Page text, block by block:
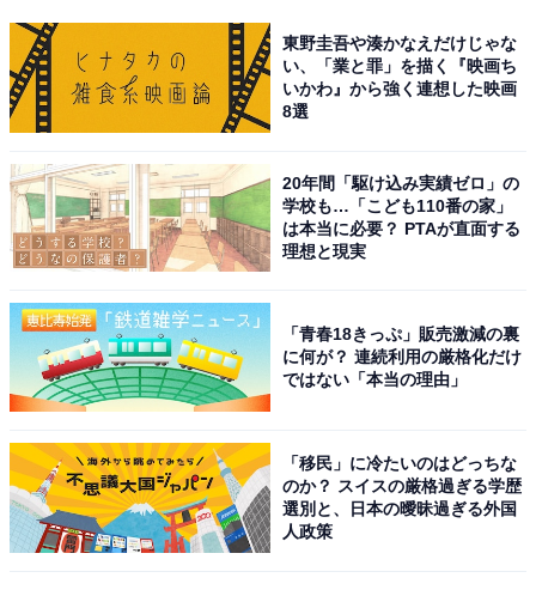
※回答者からのコメントは原文ママです
※記事内容は執筆時点のものです。最新の内容をご確認
ください
次ページ 9位までのランキング結果を見る
東野圭吾や湊かなえだけじゃな
い、「業と罪」を描く『映画ち
いかわ』から強く連想した映画
8選
20年間「駆け込み実績ゼロ」の
学校も…「こども110番の家」
は本当に必要？ PTAが直面する
理想と現実
「青春18きっぷ」販売激減の裏
に何が？ 連続利用の厳格化だけ
ではない「本当の理由」
「移民」に冷たいのはどっちな
のか？ スイスの厳格過ぎる学歴
選別と、日本の曖昧過ぎる外国
人政策